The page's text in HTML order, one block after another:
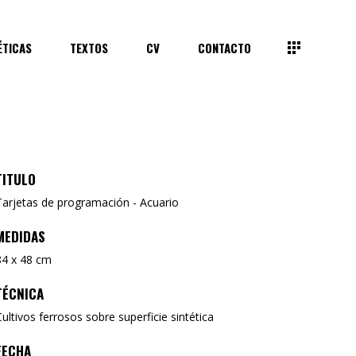
TEXTOS CV CONTACTO
de programación - Acuario
x 48 cm
ferrosos sobre superficie sintética